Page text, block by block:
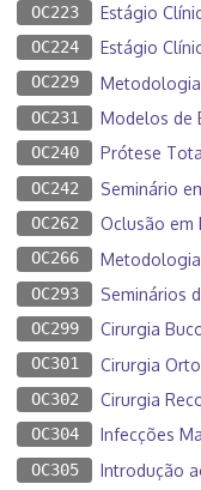
OC223 Estágio
OC224 Estágio
OC229 Metodologia
OC231 Modelos de
OC240 Prótese
OC242 Seminário
OC262 Oclusão em
OC266
OC293 Seminários
OC299 Cirurgia
OC301 Cirurgia
OC302 Cirurgia
OC304 Infecções
OC305 Introdução